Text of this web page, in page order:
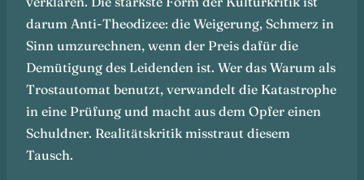
darum Anti-Theodizee: die Weigerung, Schmerz in
Sinn umzurechnen, wenn der Preis dafür die
Demütigung des Leidenden ist. Wer das Warum als
Trostautomat benutzt, verwandelt die Katastrophe
in eine Prüfung und macht aus dem Opfer einen
Schuldner. Realitätskritik misstraut diesem
Tausch.